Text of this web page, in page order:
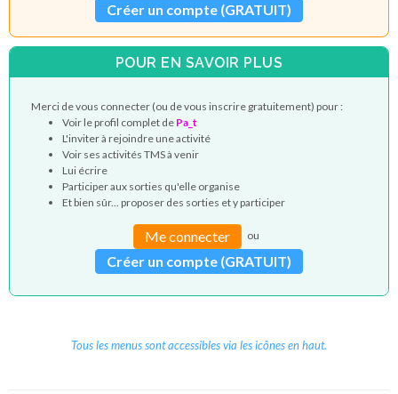
Créer un compte (GRATUIT)
POUR EN SAVOIR PLUS
Merci de vous connecter (ou de vous inscrire gratuitement) pour :
Voir le profil complet de Pa_t
L'inviter à rejoindre une activité
Voir ses activités TMS à venir
Lui écrire
Participer aux sorties qu'elle organise
Et bien sûr... proposer des sorties et y participer
Me connecter ou
Créer un compte (GRATUIT)
Tous les menus sont accessibles via les icônes en haut.